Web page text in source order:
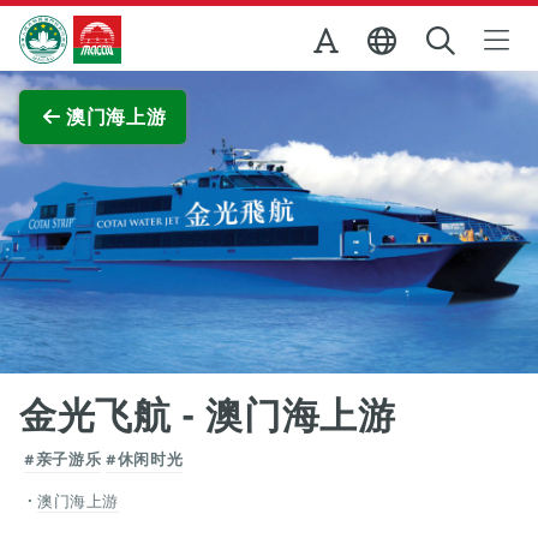
跳至主内容
澳门特别行政区政府旅游局
澳门海上游
金光飞航 - 澳门海上游
#亲子游乐 #休闲时光
澳门海上游